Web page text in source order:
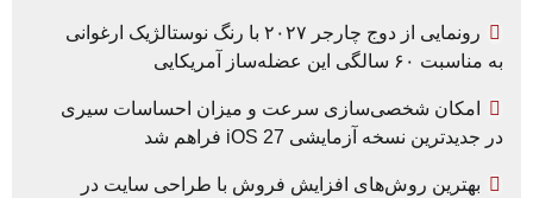
رونمایی از دوج چارجر ۲۰۲۷ با رنگ نوستالژیک ارغوانی
به مناسبت ۶۰ سالگی این عضله‌ساز آمریکایی
امکان شخصی‌سازی سرعت و میزان احساسات سیری
در جدیدترین نسخه آزمایشی iOS 27 فراهم شد
بهترین روش‌های افزایش فروش با طراحی سایت در